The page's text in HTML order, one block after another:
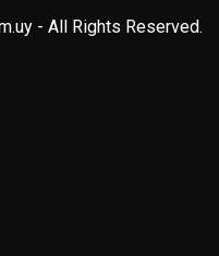
- All Rights Reserved.